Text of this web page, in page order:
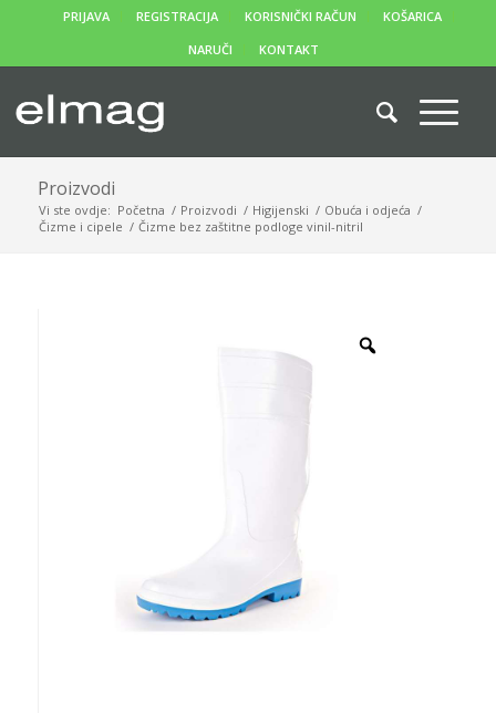
PRIJAVA REGISTRACIJA KORISNIČKI RAČUN
KOŠARICA
NARUČI
KONTAKT
Proizvodi
Vi ste ovdje: Početna / Proizvodi / Higijenski / Obuća i odjeća /
Čizme i cipele / Čizme bez zaštitne podloge vinil-nitril